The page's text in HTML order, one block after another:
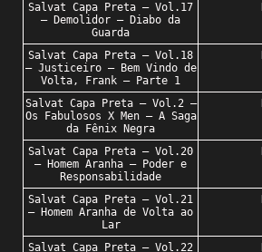
Salvat Capa Preta – Vol.17
– Demolidor – Diabo da
Guarda
Salvat Capa Preta – Vol.18
– Justiceiro – Bem Vindo de
Volta, Frank – Parte 1
Salvat Capa Preta – Vol.2 –
Os Fabulosos X Men – A Saga
da Fênix Negra
Salvat Capa Preta – Vol.20
– Homem Aranha – Poder e
Responsabilidade
Salvat Capa Preta – Vol.21
– Homem Aranha de Volta ao
Lar
Salvat Capa Preta – Vol.22